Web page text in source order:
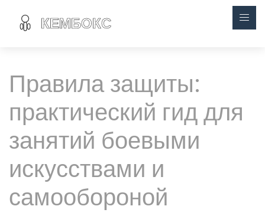
Правила защиты:
практический гид для
занятий боевыми
искусствами и
самообороной